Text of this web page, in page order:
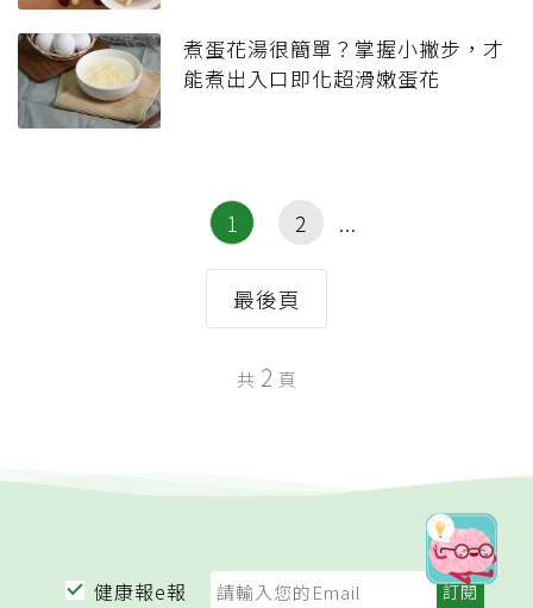
煮蛋花湯很簡單？掌握小撇步，才
能煮出入口即化超滑嫩蛋花
1 2
最後頁
共 2 頁
健康報e報